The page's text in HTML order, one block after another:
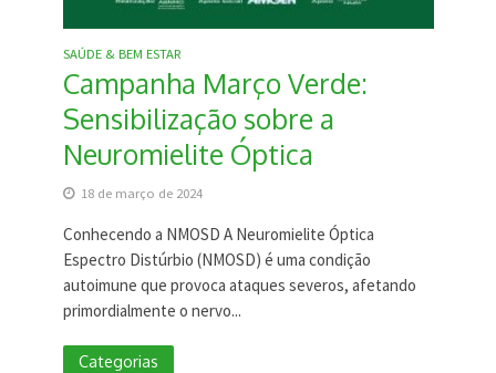
SAÚDE & BEM ESTAR
Campanha Março Verde:
Sensibilização sobre a
Neuromielite Óptica
18 de março de 2024
Conhecendo a NMOSD A Neuromielite Óptica
Espectro Distúrbio (NMOSD) é uma condição
autoimune que provoca ataques severos, afetando
primordialmente o nervo...
Categorias